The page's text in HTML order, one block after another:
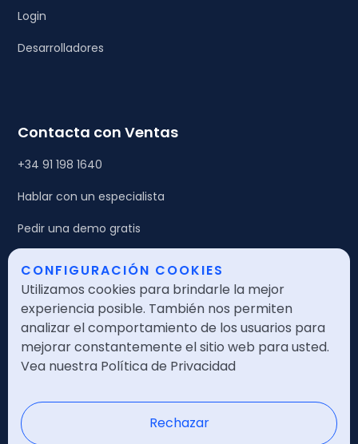
Login
Desarrolladores
Contacta con Ventas
+34 91 198 1640
Hablar con un especialista
Pedir una demo gratis
Legales
Política de calidad
Política de seguridad
Política de privacidad
Nota legal
CONFIGURACIÓN COOKIES
Utilizamos cookies para brindarle la mejor
experiencia posible. También nos permiten
analizar el comportamiento de los usuarios para
mejorar constantemente el sitio web para usted.
Vea nuestra Política de Privacidad
Rechazar